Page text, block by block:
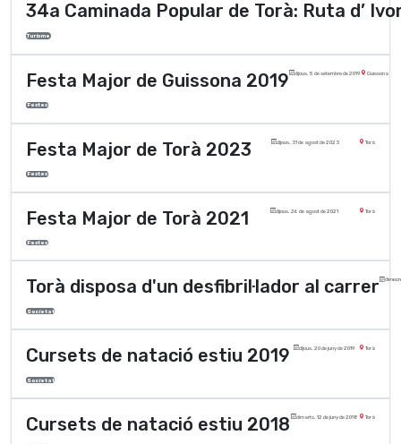
34a Caminada Popular de Torà: Ruta d’
Turisme
Festa Major de Guissona 2019 dijous, 5 de setembre de 2019 Guissona
Festes
Festa Major de Torà 2023 dijous, 31 de agost de 2023 Torà
Festes
Festa Major de Torà 2021 dijous, 26 de agost de 2021 Torà
Festes
Torà disposa d'un desfibril·lador al carrer
Societat
Cursets de natació estiu 2019 dijous, 20 de juny de 2019 Torà
Societat
Cursets de natació estiu 2018 dimarts, 12 de juny de 2018 Torà